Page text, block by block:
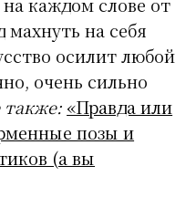
на себя
осилит любой
очень сильно
также: «Правда или
позы и
(а вы